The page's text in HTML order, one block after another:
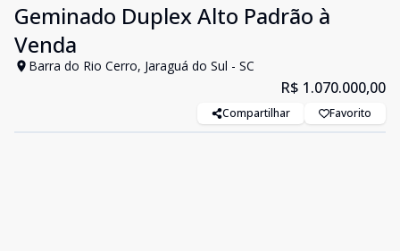
Geminado Duplex Alto Padrão à
Venda
Barra do Rio Cerro, Jaraguá do Sul - SC
R$ 1.070.000,00
Compartilhar Favorito